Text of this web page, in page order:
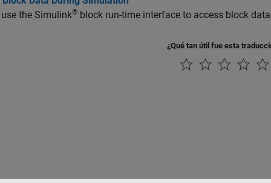
the Simulink® block run-time interface to access block
¿Qué tan útil fue esta